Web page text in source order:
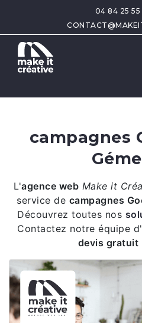
04 84 25 55
campagnes
L'agence web Make it
service de campagnes
Découvrez toutes nos
Contactez notre équipe
devis gratuit